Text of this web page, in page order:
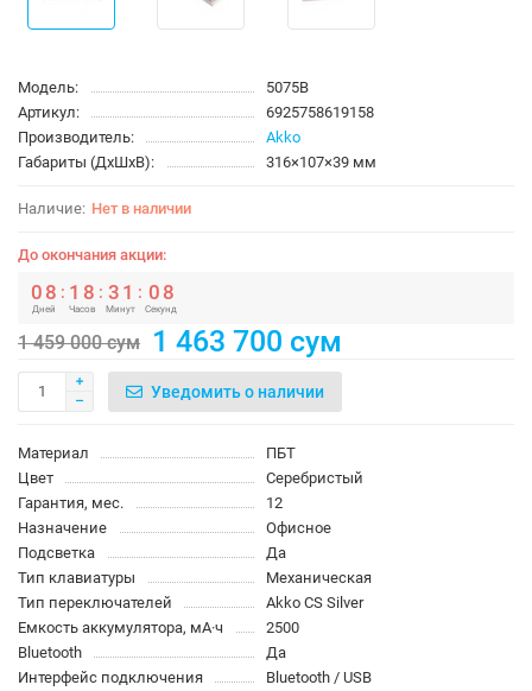
Модель:
5075B
Артикул:
6925758619158
Производитель:
Akko
Габариты (ДхШхВ):
316×107×39 мм
Нет в наличии
До окончания акции:
0 8
Дней
: 1 8
Часов
: 3 1
Минут
: 0 7
Секунд
1 459 000 сум 1 463 700 сум
Уведомить о наличии
Материал
ПБТ
Цвет
Серебристый
Гарантия, мес.
12
Назначение
Офисное
Подсветка
Да
Тип клавиатуры
Механическая
Тип переключателей
Akko CS Silver
Емкость аккумулятора, мА·ч
2500
Bluetooth
Да
Интерфейс подключения
Bluetooth / USB